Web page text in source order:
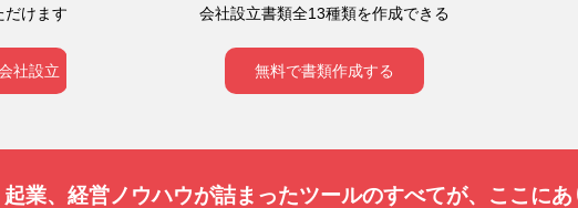
だけます
社設立
会社設立書類全13種類を作成できる
無料で書類作成する
起業、経営ノウハウが詰まったツールのすべてが、 ここに